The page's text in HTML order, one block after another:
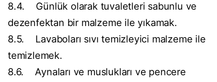
8.4. Günlük olarak tuvaletleri sabunlu ve
dezenfektan bir malzeme ile yıkamak.
8.5. Lavaboları sıvı temizleyici malzeme ile
temizlemek.
8.6. Aynaları ve muslukları ve pencere